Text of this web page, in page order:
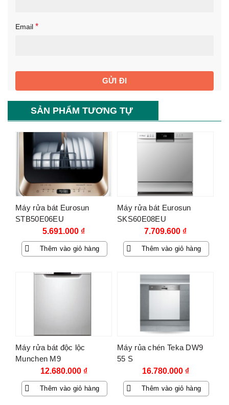
Email *
SẢN PHẨM TƯƠNG TỰ
Máy rửa bát Eurosun
STB50E06EU
5.691.000 ₫
Thêm vào giỏ hàng
Máy rửa bát Eurosun
SKS60E08EU
7.709.600 ₫
Thêm vào giỏ hàng
Máy rửa bát độc lộc
Munchen M9
12.680.000 ₫
Thêm vào giỏ hàng
Máy rủa chén Teka DW9
55 S
16.780.000 ₫
Thêm vào giỏ hàng